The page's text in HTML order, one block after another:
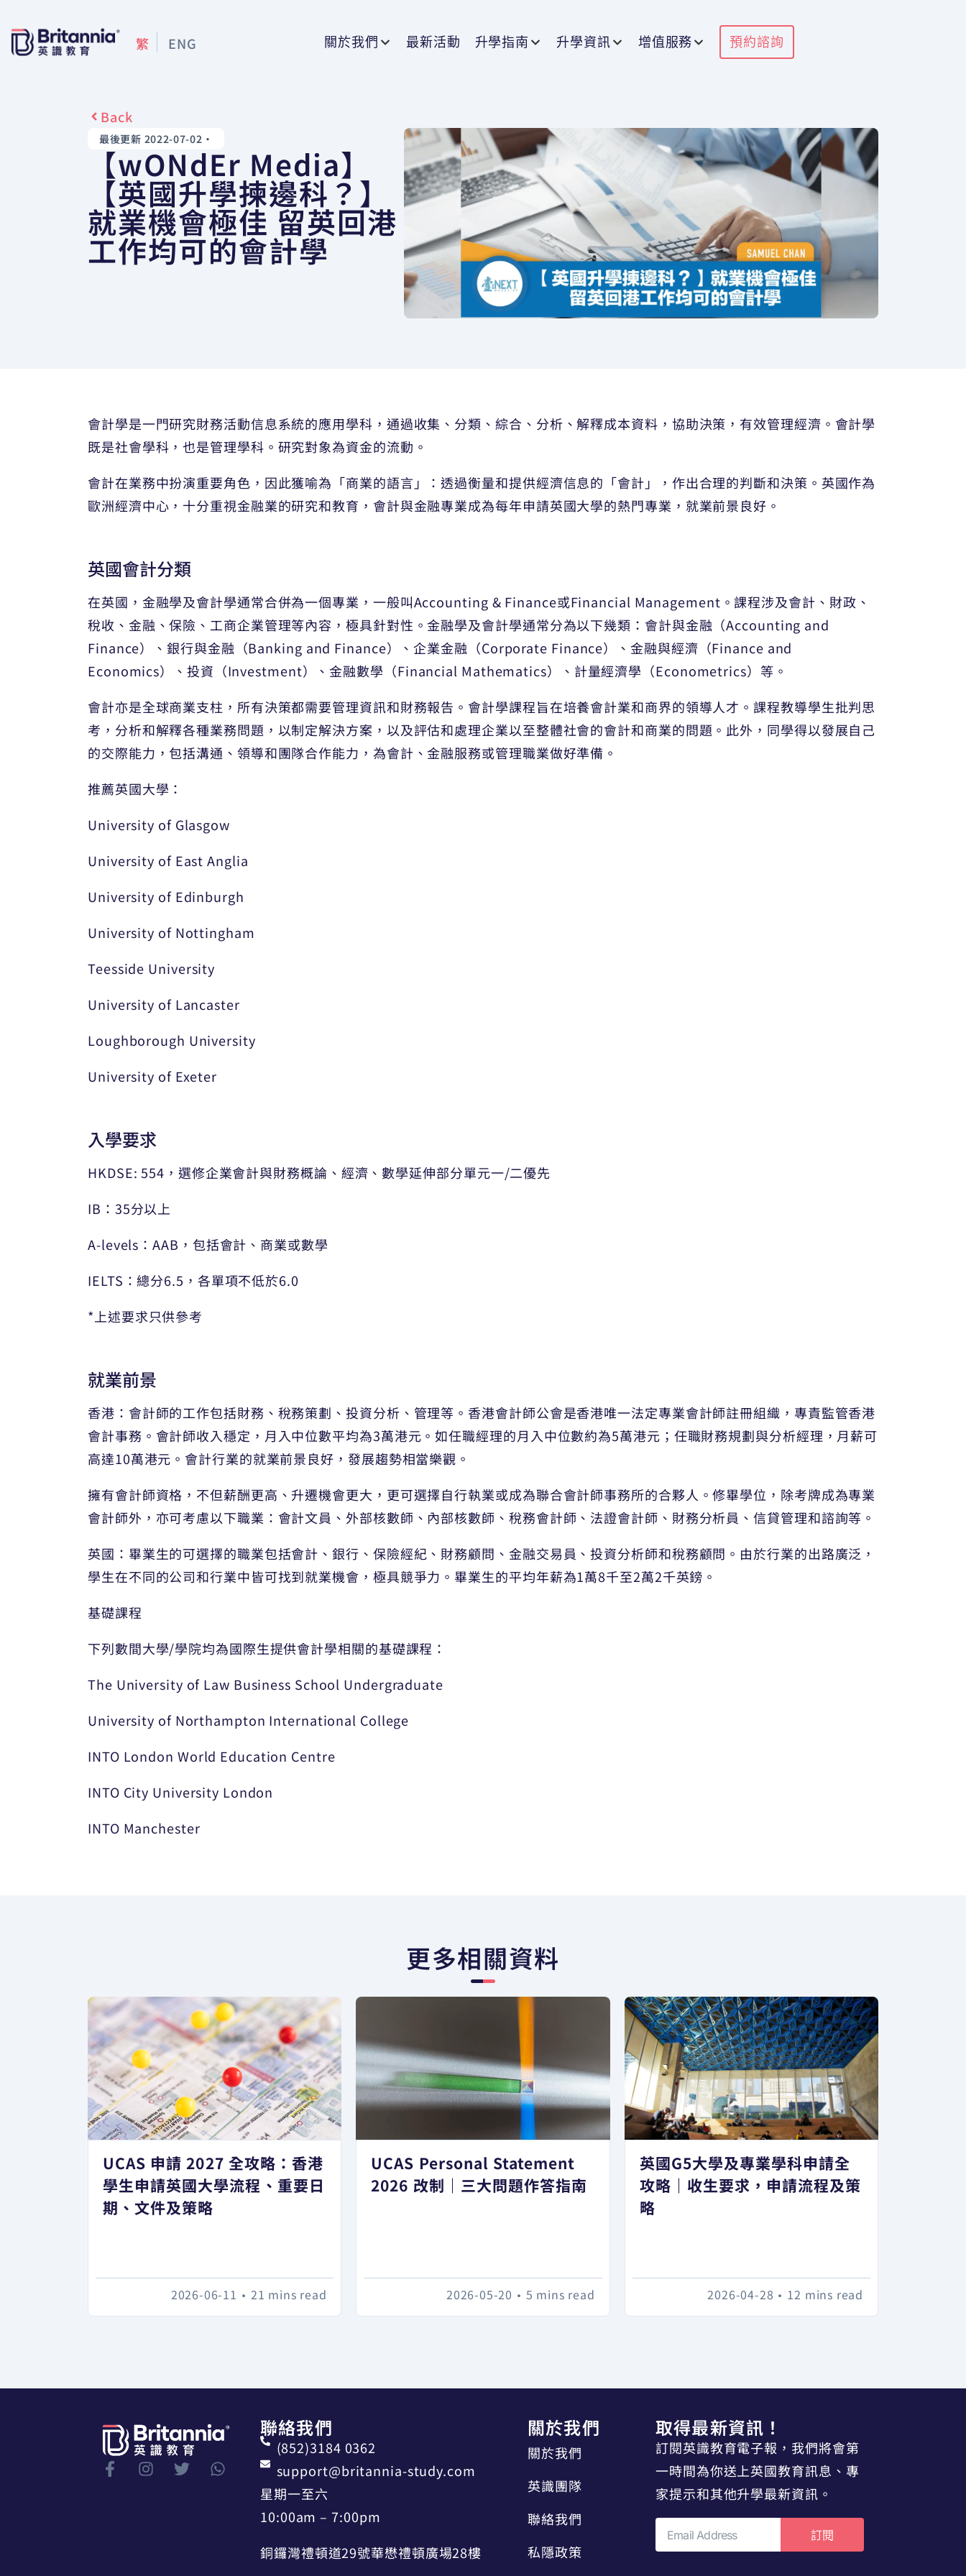
繁 ENG 關於我們 最新活動 升學指南 升學資訊 增值服務 預約諮詢
Back
最後更新 2022-07-02 •
【wONdEr Media】
【英國升學揀邊科？】
就業機會極佳 留英回港
工作均可的會計學
會計學是一門研究財務活動信息系統的應用學科，通過收集、分類、綜合、分析、解釋成本資料，協助決策，有效管理經濟。會計學
既是社會學科，也是管理學科。研究對象為資金的流動。
會計在業務中扮演重要角色，因此獲喻為「商業的語言」：透過衡量和提供經濟信息的「會計」，作出合理的判斷和決策。英國作為
歐洲經濟中心，十分重視金融業的研究和教育，會計與金融專業成為每年申請英國大學的熱門專業，就業前景良好。
英國會計分類
在英國，金融學及會計學通常合併為一個專業，一般叫Accounting & Finance或Financial Management。課程涉及會計、財政、
稅收、金融、保險、工商企業管理等內容，極具針對性。金融學及會計學通常分為以下幾類：會計與金融（Accounting and
Finance）、銀行與金融（Banking and Finance）、企業金融（Corporate Finance）、金融與經濟（Finance and
Economics）、投資（Investment）、金融數學（Financial Mathematics）、計量經濟學（Econometrics）等。
會計亦是全球商業支柱，所有決策都需要管理資訊和財務報告。會計學課程旨在培養會計業和商界的領導人才。課程教導學生批判思
考，分析和解釋各種業務問題，以制定解決方案，以及評估和處理企業以至整體社會的會計和商業的問題。此外，同學得以發展自己
的交際能力，包括溝通、領導和團隊合作能力，為會計、金融服務或管理職業做好準備。
推薦英國大學：
University of Glasgow
University of East Anglia
University of Edinburgh
University of Nottingham
Teesside University
University of Lancaster
Loughborough University
University of Exeter
入學要求
HKDSE: 554，選修企業會計與財務概論、經濟、數學延伸部分單元一/二優先
IB：35分以上
A-levels：AAB，包括會計、商業或數學
IELTS：總分6.5，各單項不低於6.0
*上述要求只供參考
就業前景
香港：會計師的工作包括財務、稅務策劃、投資分析、管理等。香港會計師公會是香港唯一法定專業會計師註冊組織，專責監管香港
會計事務。會計師收入穩定，月入中位數平均為3萬港元。如任職經理的月入中位數約為5萬港元；任職財務規劃與分析經理，月薪可
高達10萬港元。會計行業的就業前景良好，發展趨勢相當樂觀。
擁有會計師資格，不但薪酬更高、升遷機會更大，更可選擇自行執業或成為聯合會計師事務所的合夥人。修畢學位，除考牌成為專業
會計師外，亦可考慮以下職業：會計文員、外部核數師、內部核數師、稅務會計師、法證會計師、財務分析員、信貸管理和諮詢等。
英國：畢業生的可選擇的職業包括會計、銀行、保險經紀、財務顧問、金融交易員、投資分析師和稅務顧問。由於行業的出路廣泛，
學生在不同的公司和行業中皆可找到就業機會，極具競爭力。畢業生的平均年薪為1萬8千至2萬2千英鎊。
基礎課程
下列數間大學/學院均為國際生提供會計學相關的基礎課程：
The University of Law Business School Undergraduate
University of Northampton International College
INTO London World Education Centre
INTO City University London
INTO Manchester
更多相關資料
UCAS 申請 2027 全攻略：香港
學生申請英國大學流程、重要日
期、文件及策略
21 mins read
•
2026-06-11
UCAS Personal Statement
2026 改制｜三大問題作答指南
5 mins read
•
2026-05-20
英國G5大學及專業學科申請全
攻略｜收生要求，申請流程及策
略
12 mins read
•
2026-04-28
聯絡我們
(852)3184 0362
support@britannia-study.com
星期一至六
10:00am – 7:00pm
銅鑼灣禮頓道29號華懋禮頓廣場28樓
關於我們
關於我們
英識團隊
聯絡我們
私隱政策
取得最新資訊！
訂閱英識教育電子報，我們將會第
一時間為你送上英國教育訊息、專
家提示和其他升學最新資訊。
訂閱